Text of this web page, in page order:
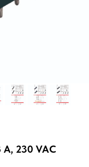
А, 230 VAC